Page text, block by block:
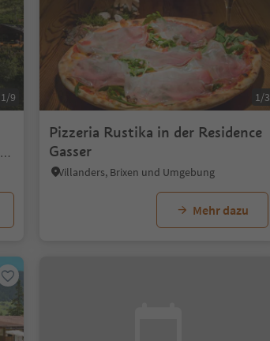
1/9
Niederrasen, Rasen-Antholz, Dolomitenregion Kronplatz
1/3
Pizzeria Rustika in der Residence
Gasser
Villanders, Brixen und Umgebung
Mehr dazu